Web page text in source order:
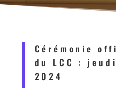
Cérémonie
du LCC :
2024